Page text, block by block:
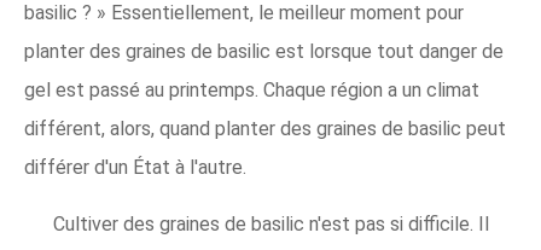
basilic ? » Essentiellement, le meilleur moment pour
planter des graines de basilic est lorsque tout danger de
gel est passé au printemps. Chaque région a un climat
différent, alors, quand planter des graines de basilic peut
différer d'un État à l'autre.
Cultiver des graines de basilic n'est pas si difficile. Il